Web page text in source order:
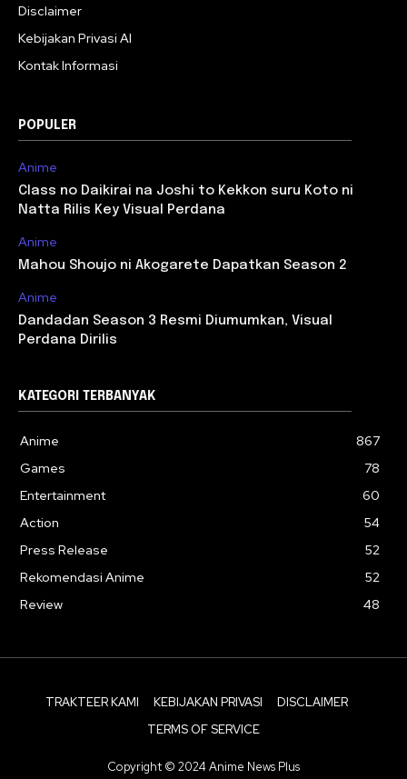
Disclaimer
Kebijakan Privasi AI
Kontak Informasi
POPULER
Anime
Class no Daikirai na Joshi to Kekkon suru Koto ni
Natta Rilis Key Visual Perdana
Anime
Mahou Shoujo ni Akogarete Dapatkan Season 2
Anime
Dandadan Season 3 Resmi Diumumkan, Visual
Perdana Dirilis
KATEGORI TERBANYAK
Anime
867
Games
78
Entertainment
60
Action
54
Press Release
52
Rekomendasi Anime
52
Review
48
TRAKTEER KAMI KEBIJAKAN PRIVASI
DISCLAIMER
TERMS OF SERVICE
Copyright © 2024 Anime News Plus